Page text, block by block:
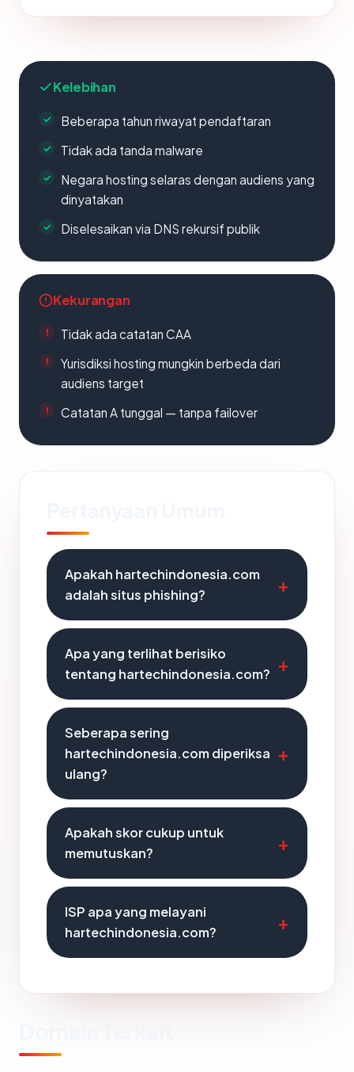
Kelebihan
Beberapa tahun riwayat pendaftaran
Tidak ada tanda malware
Negara hosting selaras dengan audiens yang
dinyatakan
Diselesaikan via DNS rekursif publik
Kekurangan
Tidak ada catatan CAA
Yurisdiksi hosting mungkin berbeda dari
audiens target
Catatan A tunggal — tanpa failover
Apakah hartechindonesia.com
adalah situs phishing?
Apa yang terlihat berisiko
tentang hartechindonesia.com?
Seberapa sering
hartechindonesia.com diperiksa
ulang?
Apakah skor cukup untuk
memutuskan?
ISP apa yang melayani
hartechindonesia.com?